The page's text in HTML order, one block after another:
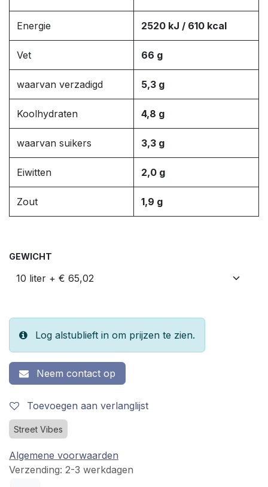
Energie 2520 kJ / 610 kcal
Vet 66 g
waarvan verzadigd 5,3 g
Koolhydraten 4,8 g
waarvan suikers 3,3 g
Eiwitten 2,0 g
Zout 1,9 g
GEWICHT
Log alstublieft in om prijzen te zien.
Neem contact op
Toevoegen aan verlanglijst
Street Vibes
Algemene voorwaarden
Verzending: 2-3 werkdagen